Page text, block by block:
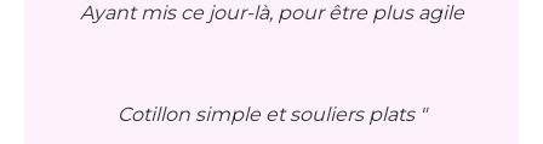
Ayant mis ce jour-là, pour être plus agile
Cotillon simple et souliers plats "